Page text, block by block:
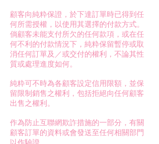
顧客向純粋保證，於下達訂單時已得到任
何所需授權，以使用其選擇的付款方式。
倘顧客未能支付所欠的任何款項，或在任
何不利的付款情況下，純粋保留暫停或取
消任何訂單及／或交付的權利，不論其性
質或處理進度如何。
純粋可不時為各顧客設定信用限額，並保
留限制銷售之權利，包括拒絕向任何顧客
出售之權利。
作為防止互聯網欺詐措施的一部分，有關
顧客訂單的資料或會發送至任何相關部門